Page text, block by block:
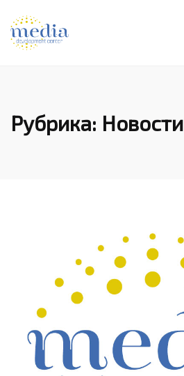
Рубрика: Новости